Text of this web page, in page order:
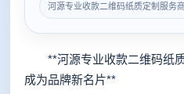
河源专业收款二维码纸质定制服务
**河源专业收款二维码纸质
成为品牌新名片**